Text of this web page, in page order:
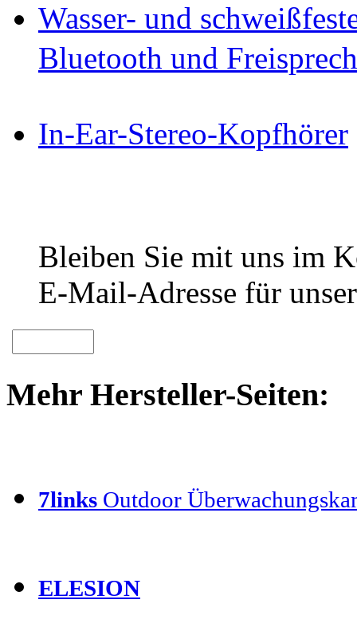
Wasser- und
Bluetooth und
In-Ear-Stereo-Kopfhörer
Bleiben Sie mit uns im
E-Mail-Adresse für
Mehr Hersteller-Seiten:
7links Outdoor
ELESION